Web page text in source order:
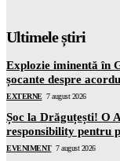
Ultimele știri
Explozie iminentă în
șocante despre
EXTERNE 7 august 2026
Șoc la Drăguțești! O
responsibility pentru
EVENIMENT 7 august 2026